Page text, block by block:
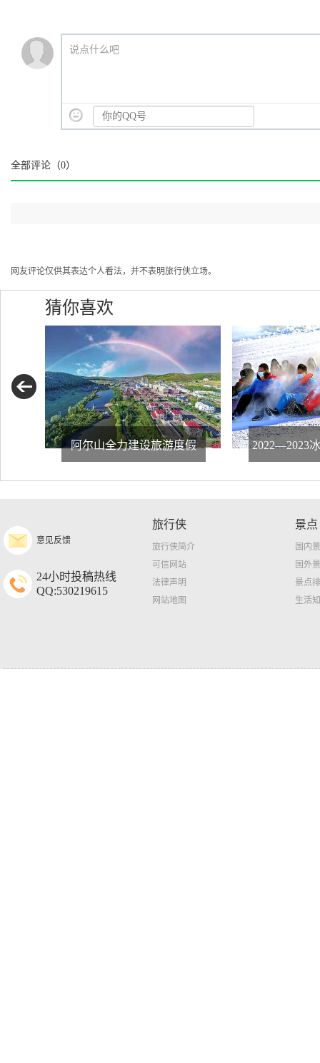
说点什么吧
全部评论（0）
网友评论仅供其表达个人看法，并不表明旅行侠立场。
猜你喜欢
阿尔山全力建设旅游度假 2022—2023
意见反馈
24小时投稿热线
QQ:530219615
旅行侠
旅行侠简介
可信网站
法律声明
网站地图
景点
国内
国外
景点
生活